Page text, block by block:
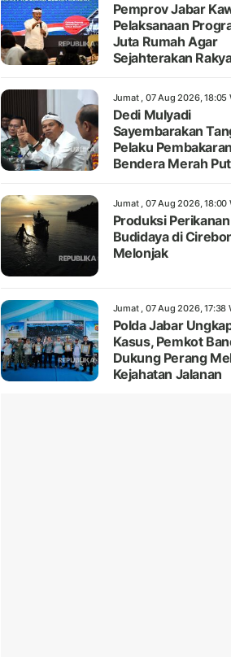
Pemprov Jabar
Pelaksanaan
Juta Rumah Agar
Sejahterakan
Jumat , 07 Aug 2026, 18:05
Dedi Mulyadi
Sayembarakan
Pelaku Pembakaran
Bendera Merah
Jumat , 07 Aug 2026, 18:00
Produksi Perikanan
Budidaya di
Melonjak
Jumat , 07 Aug 2026, 17:38
Polda Jabar
Kasus, Pemkot
Dukung Perang
Kejahatan Jalanan